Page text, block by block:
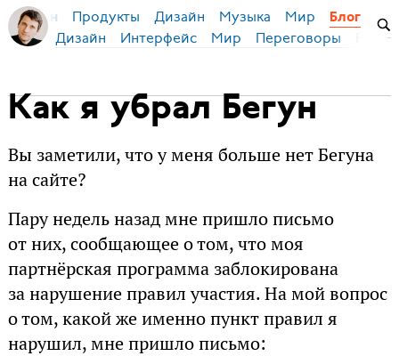
Бирман Продукты Дизайн Музыка Мир Блог
Дизайн Интерфейс Мир Переговоры
Как я убрал Бегун
Вы заметили, что у меня больше нет Бегуна
на сайте?
Пару недель назад мне пришло письмо
от них, сообщающее о том, что моя
партнёрская программа заблокирована
за нарушение правил участия. На мой вопрос
о том, какой же именно пункт правил я
нарушил, мне пришло письмо: